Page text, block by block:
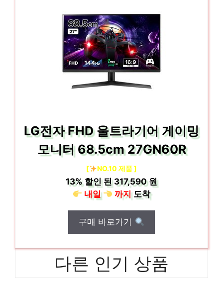
LG전자 FHD 울트라기어 게이밍
모니터 68.5cm 27GN60R
[ NO.10 제품 ]
13%할인 된317,590 원
내일
까지도착
구매 바로가기
다른 인기 상품
빅쏘 레빅터프 변색방지 충격강화 갤럭시 범